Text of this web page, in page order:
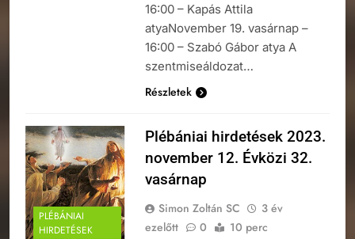
16:00 – Kapás Attila
atyaNovember 19. vasárnap –
16:00 – Szabó Gábor atya A
szentmiseáldozat…
Részletek
PLÉBÁNIAI
HIRDETÉSEK
Plébániai hirdetések 2023.
november 12. Évközi 32.
vasárnap
Simon Zoltán SC
3 év
ezelőtt
0 10 perc